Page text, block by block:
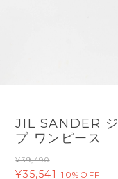
JIL SANDER
プ ワンピース
¥39,490
¥35,541 10%OFF